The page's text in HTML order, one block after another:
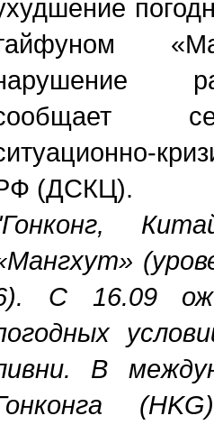
(ДСКЦ).
С 16.09
В